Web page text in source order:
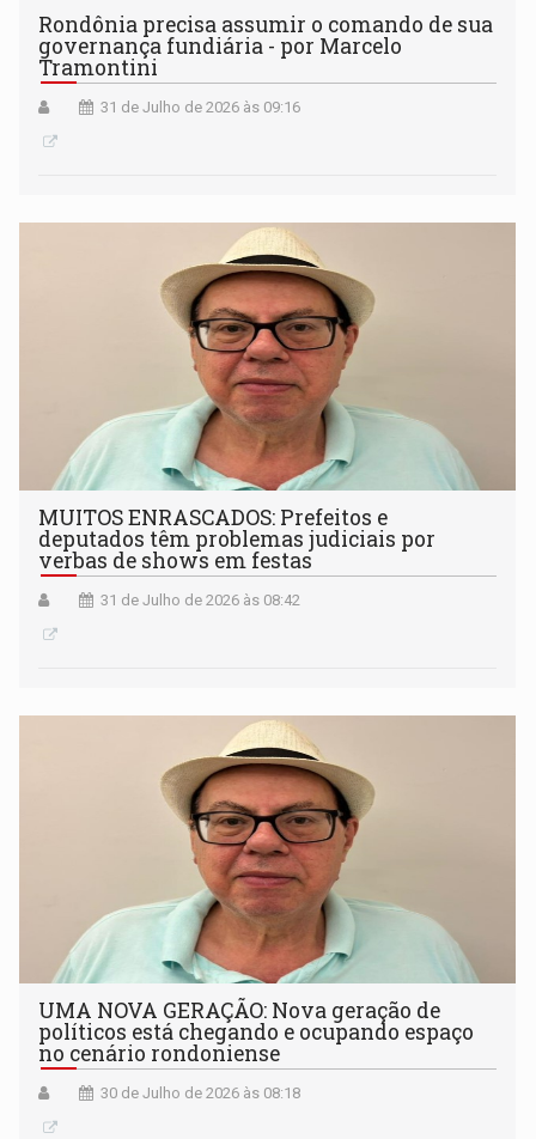
Rondônia precisa assumir o comando de sua
governança fundiária - por Marcelo
Tramontini
31 de Julho de 2026 às 09:16
MUITOS ENRASCADOS: Prefeitos e
deputados têm problemas judiciais por
verbas de shows em festas
31 de Julho de 2026 às 08:42
UMA NOVA GERAÇÃO: Nova geração de
políticos está chegando e ocupando espaço
no cenário rondoniense
30 de Julho de 2026 às 08:18